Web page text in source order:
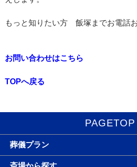
もっと知りたい方 飯塚までお電話
お問い合わせはこちら
TOPへ戻る
PAGETOP
葬儀プラン